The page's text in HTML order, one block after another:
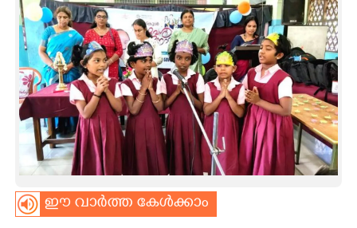
LIFESTYLE
SPIRITUAL
INFO+
ART
ASTROഈ വാർത്ത കേൾക്കാം